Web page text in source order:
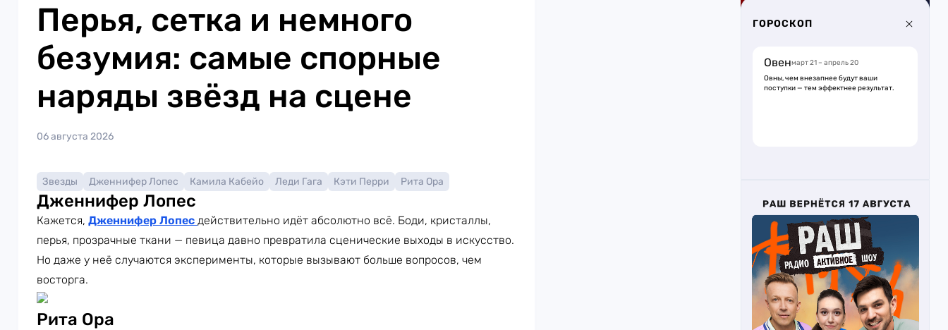
Перья, сетка и немного
безумия: самые спорные
наряды звёзд на сцене
06 августа 2026
Звезды Дженнифер Лопес Камила Кабейо Леди Гага Кэти Перри Рита Ора
Дженнифер Лопес
Кажется, Дженнифер Лопес действительно идёт абсолютно всё. Боди, кристаллы,
перья, прозрачные ткани — певица давно превратила сценические выходы в искусство.
Но даже у неё случаются эксперименты, которые вызывают больше вопросов, чем
восторга.
Рита Ора
ГОРОСКОП
Овенмарт 21 – апрель 20
Овны, чем внезапнее будут ваши
поступки — тем эффектнее результат.